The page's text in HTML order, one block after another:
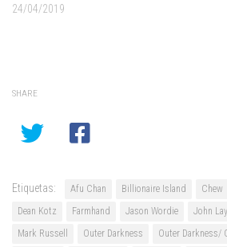
24/04/2019
SHARE
Etiquetas: Afu Chan Billionaire Island Chew
Dean Kotz
Farmhand Jason Wordie John
Mark Russell
Outer Darkness Outer Darkness/